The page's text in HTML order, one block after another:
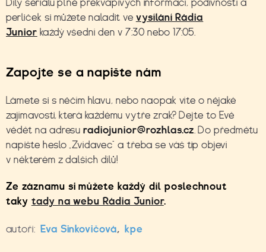
Díly seriálu plné překvapivých informací, podivností a
perliček si můžete naladit ve vysílání Rádia
Junior každý všední den v 7:30 nebo 17:05.
Zapojte se a napište nám
Lámete si s něčím hlavu, nebo naopak víte o nějaké
zajímavosti, která každému vytře zrak? Dejte to Evě
vědět na adresu radiojunior@rozhlas.cz. Do předmětu
napište heslo „Zvídavec“ a třeba se váš tip objeví
v některém z dalších dílů!
Ze záznamu si můžete každý díl poslechnout
taky tady na webu Rádia Junior.
autoři: Eva Sinkovičová, kpe